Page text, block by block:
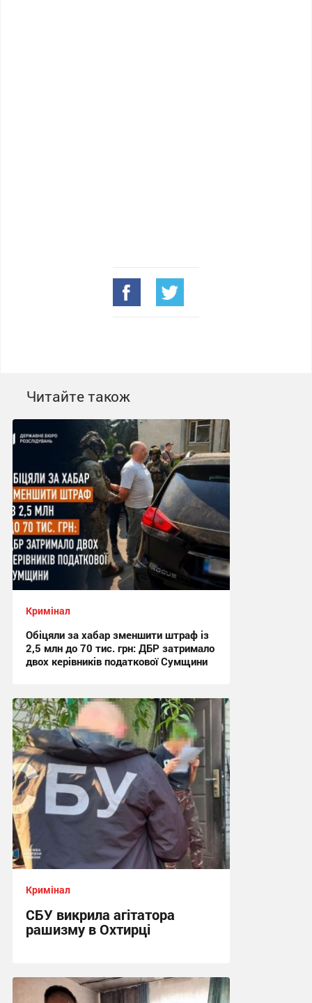
Читайте також
Кримінал
Обіцяли за хабар зменшити штраф із
2,5 млн до 70 тис. грн: ДБР затримало
двох керівників податкової Сумщини
17:42 сьогодні
Кримінал
СБУ викрила агітатора
рашизму в Охтирці
13:34 сьогодні